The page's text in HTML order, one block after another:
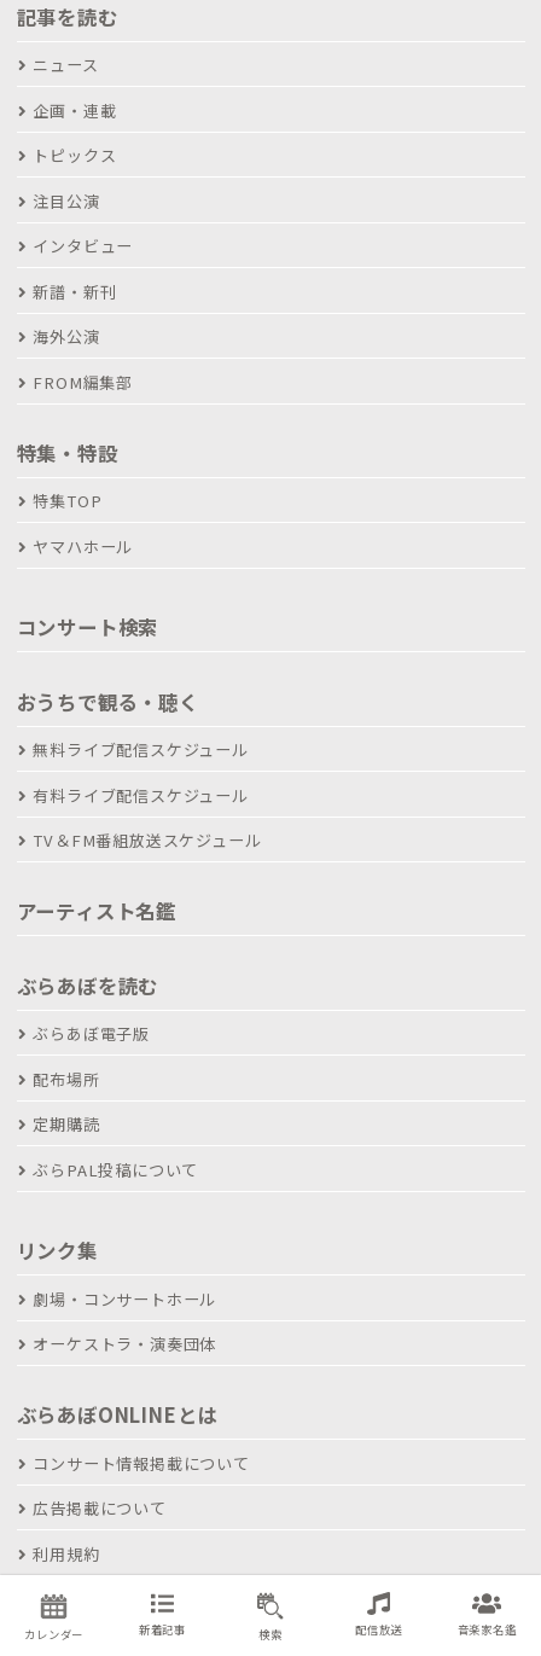
記事を読む
ニュース
企画・連載
トピックス
注目公演
インタビュー
新譜・新刊
海外公演
FROM編集部
特集・特設
特集TOP
ヤマハホール
コンサート検索
おうちで観る・聴く
無料ライブ配信スケジュール
有料ライブ配信スケジュール
TV＆FM番組放送スケジュール
アーティスト名鑑
ぶらあぼを読む
ぶらあぼ電子版
配布場所
定期購読
ぶらPAL投稿について
リンク集
劇場・コンサートホール
オーケストラ・演奏団体
ぶらあぼONLINEとは
コンサート情報掲載について
広告掲載について
利用規約
プライバシーポリシー
カレンダー 新着記事 検索 配信放送 音楽家名鑑